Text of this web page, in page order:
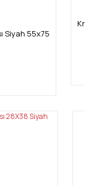
Siyah 55x75